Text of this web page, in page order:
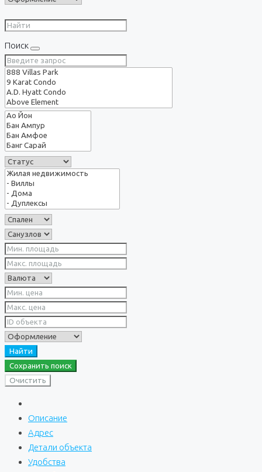
Поиск
Найти
Сохранить поиск
Очистить
Описание
Адрес
Детали объекта
Удобства